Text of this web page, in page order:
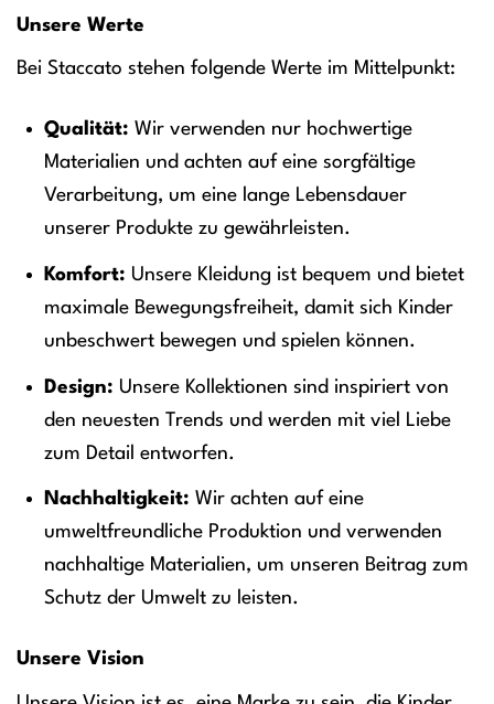
Unsere Werte
Bei Staccato stehen folgende Werte im Mittelpunkt:
Qualität: Wir verwenden nur hochwertige
Materialien und achten auf eine sorgfältige
Verarbeitung, um eine lange Lebensdauer
unserer Produkte zu gewährleisten.
Komfort: Unsere Kleidung ist bequem und bietet
maximale Bewegungsfreiheit, damit sich Kinder
unbeschwert bewegen und spielen können.
Design: Unsere Kollektionen sind inspiriert von
den neuesten Trends und werden mit viel Liebe
zum Detail entworfen.
Nachhaltigkeit: Wir achten auf eine
umweltfreundliche Produktion und verwenden
nachhaltige Materialien, um unseren Beitrag zum
Schutz der Umwelt zu leisten.
Unsere Vision